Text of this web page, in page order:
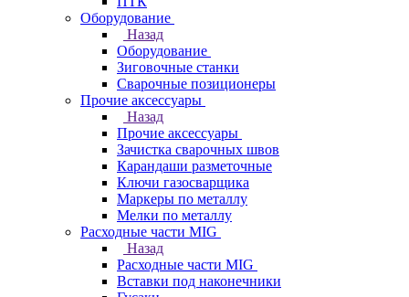
Оборудование
Назад
Оборудование
Зиговочные станки
Сварочные позиционеры
Прочие аксессуары
Назад
Прочие аксессуары
Зачистка сварочных швов
Карандаши разметочные
Ключи газосварщика
Маркеры по металлу
Мелки по металлу
Расходные части MIG
Назад
Расходные части MIG
Вставки под наконечники